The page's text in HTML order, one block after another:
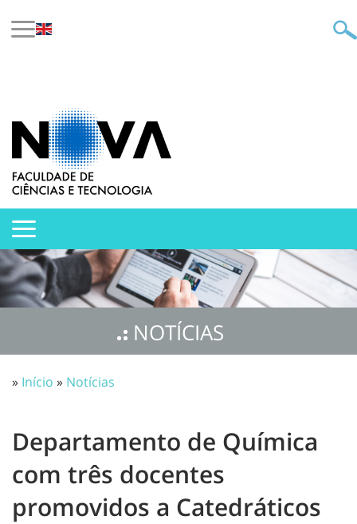
NOTÍCIAS
» Início » Notícias
Departamento de Química
com três docentes
promovidos a Catedráticos